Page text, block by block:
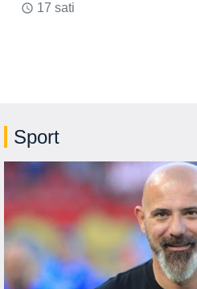
access_time 17 sati
Sport